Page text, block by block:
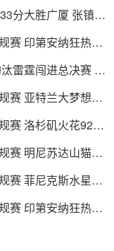
分大胜广厦 张镇麟
赛 印第安纳狂热84
雷霆闯进总决赛 文
赛 亚特兰大梦想
赛 洛杉矶火花92-
赛 明尼苏达山猫
赛 菲尼克斯水星
赛 印第安纳狂热